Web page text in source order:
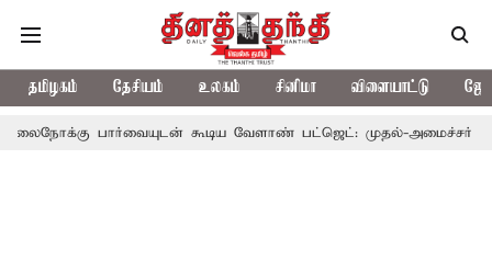
தமிழகம் தேசியம் உலகம் சினிமா விளையாட்டு
பார்வையுடன் கூடிய வேளாண் பட்ஜெட்: முதல்-அமைச்சர் விஜய்